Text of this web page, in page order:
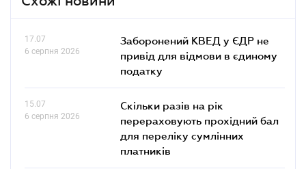
17.07
6 серпня 2026
Заборонений КВЕД у ЄДР не
привід для відмови в єдиному
податку
15.07
6 серпня 2026
Скільки разів на рік
перераховують прохідний бал
для переліку сумлінних
платників